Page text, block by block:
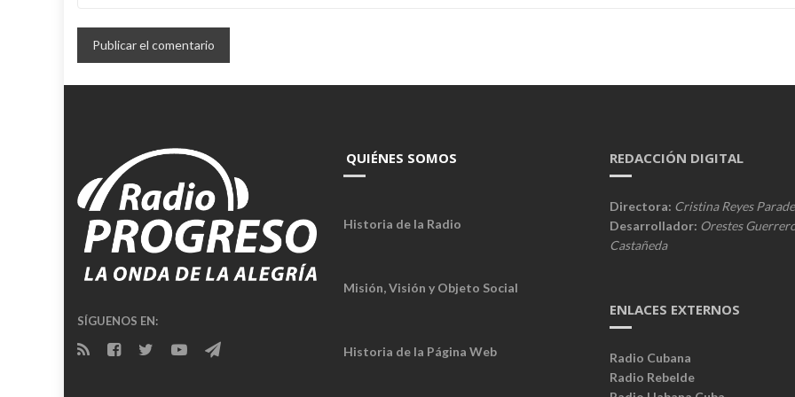
SÍGUENOS EN:
QUIÉNES SOMOS
Historia de la Radio
Misión, Visión y Objeto Social
Historia de la Página Web
REDACCIÓN DIGITAL
Directora: Cristina Reyes
Desarrollador: Orestes
Castañeda
ENLACES EXTERNOS
Radio Cubana
Radio Rebelde